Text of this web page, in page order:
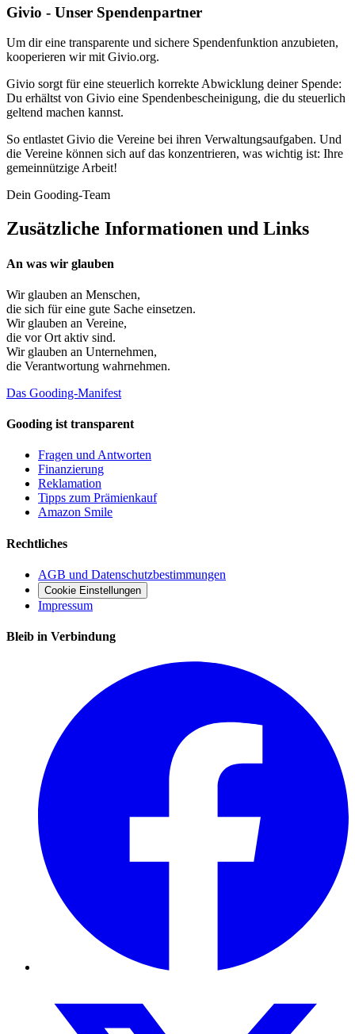
Givio - Unser Spendenpartner
Um dir eine transparente und sichere Spendenfunktion anzubieten,
kooperieren wir mit Givio.org.
Givio sorgt für eine steuerlich korrekte Abwicklung deiner Spende:
Du erhältst von Givio eine Spendenbescheinigung, die du steuerlich
geltend machen kannst.
So entlastet Givio die Vereine bei ihren Verwaltungsaufgaben. Und
die Vereine können sich auf das konzentrieren, was wichtig ist: Ihre
gemeinnützige Arbeit!
Dein Gooding-Team
Zusätzliche Informationen und Links
An was wir glauben
Wir glauben an Menschen,
die sich für eine gute Sache einsetzen.
Wir glauben an Vereine,
die vor Ort aktiv sind.
Wir glauben an Unternehmen,
die Verantwortung wahrnehmen.
Das Gooding-Manifest
Gooding ist transparent
Fragen und Antworten
Finanzierung
Reklamation
Tipps zum Prämienkauf
Amazon Smile
Rechtliches
AGB und Datenschutzbestimmungen
Cookie Einstellungen
Impressum
Bleib in Verbindung